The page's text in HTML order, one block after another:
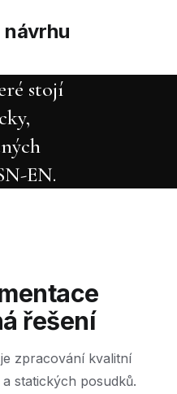
stojí
EN.
řešení
zpracování kvalitní
statických posudků.